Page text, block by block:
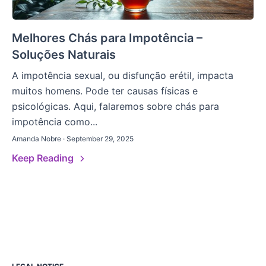
Melhores Chás para Impotência –
Soluções Naturais
A impotência sexual, ou disfunção erétil, impacta
muitos homens. Pode ter causas físicas e
psicológicas. Aqui, falaremos sobre chás para
impotência como...
Amanda Nobre · September 29, 2025
Keep Reading